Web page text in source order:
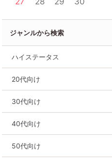
ジャンルから検索
ハイステータス
20代向け
30代向け
40代向け
50代向け